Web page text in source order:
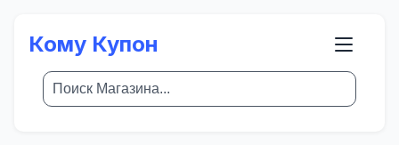
Кому Купон